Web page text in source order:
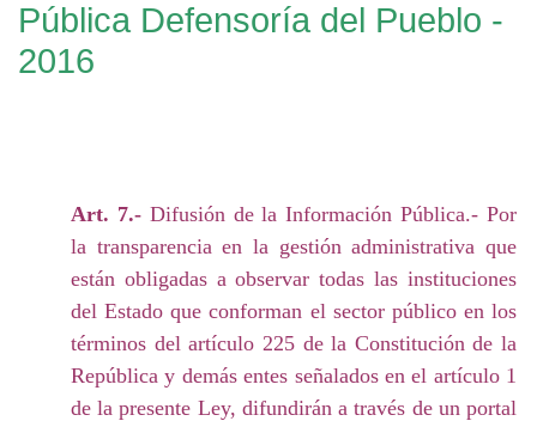
Pública Defensoría del Pueblo -
2016
Art. 7.-Difusión de la Información Pública.- Por
la transparencia en la gestión administrativa que
están obligadas a observar todas las instituciones
del Estado que conforman el sector público en los
términos del artículo 225 de la Constitución de la
República y demás entes señalados en el artículo 1
de la presente Ley, difundirán a través de un portal